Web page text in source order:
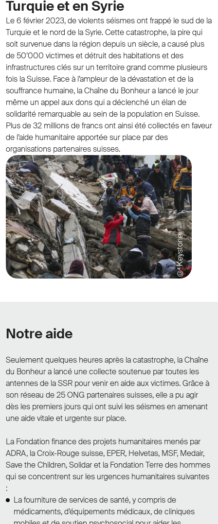
© Keystone
Turquie et en Syrie
Le 6 février 2023, de violents séismes ont frappé le sud de la
Turquie et le nord de la Syrie. Cette catastrophe, la pire qui
soit survenue dans la région depuis un siècle, a causé plus
de 50’000 victimes et détruit des habitations et des
infrastructures clés sur un territoire grand comme plusieurs
fois la Suisse. Face à l’ampleur de la dévastation et de la
souffrance humaine, la Chaîne du Bonheur a lancé le jour
même un appel aux dons qui a déclenché un élan de
solidarité remarquable au sein de la population en Suisse.
Plus de 32 millions de francs ont ainsi été collectés en faveur
de l’aide humanitaire apportée sur place par des
organisations partenaires suisses.
Notre aide
Seulement quelques heures après la catastrophe, la Chaîne
du Bonheur a lancé une collecte soutenue par toutes les
antennes de la SSR pour venir en aide aux victimes. Grâce à
son réseau de 25 ONG partenaires suisses, elle a pu agir
dès les premiers jours qui ont suivi les séismes en amenant
une aide vitale et urgente sur place.
La Fondation finance des projets humanitaires menés par
ADRA, la Croix-Rouge suisse, EPER, Helvetas, MSF, Medair,
Save the Children, Solidar et la Fondation Terre des hommes
qui se concentrent sur les urgences humanitaires suivantes
:
La fourniture de services de santé, y compris de
médicaments, d’équipements médicaux, de cliniques